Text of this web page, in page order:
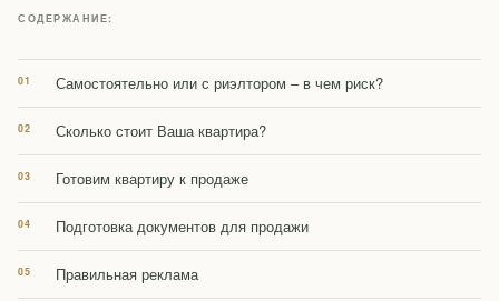
СОДЕРЖАНИЕ:
Самостоятельно или с риэлтором – в чем риск?
Сколько стоит Ваша квартира?
Готовим квартиру к продаже
Подготовка документов для продажи
Правильная реклама